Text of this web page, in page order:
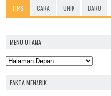
TIPS CARA UNIK BARU
MENU UTAMA
FAKTA MENARIK